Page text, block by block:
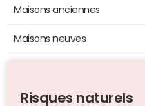
Maisons anciennes
Maisons neuves
Risques naturels